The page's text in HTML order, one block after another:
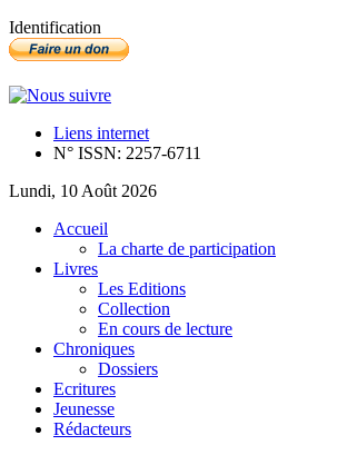
Identification
Liens internet
N° ISSN: 2257-6711
Lundi, 10 Août 2026
Accueil
La charte de participation
Livres
Les Editions
Collection
En cours de lecture
Chroniques
Dossiers
Ecritures
Jeunesse
Rédacteurs